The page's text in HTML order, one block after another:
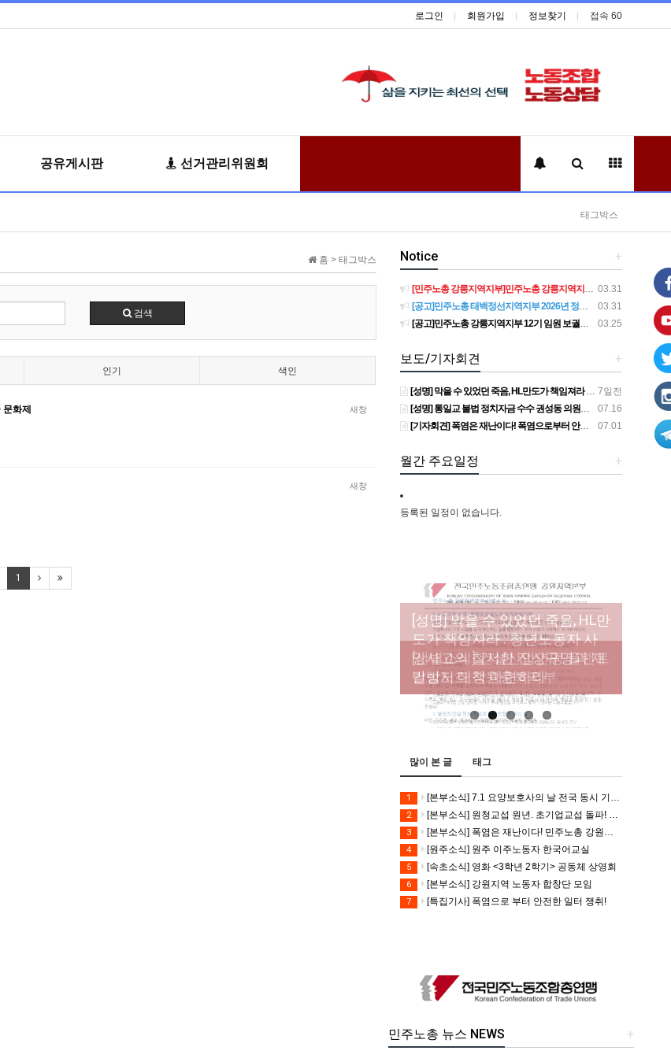
로그인 회원가입 정보찾기 접속 60
공유게시판 선거관리위원회
태그박스
홈 > 태그박스
검색
인기 색인
새창
화제
새창
1
+
Notice
03.31
[민주노총 강릉지역지부]민주노총 강릉지역지부 제12기 임원 보궐선거결과 공고
03.31
[공고]민주노총 태백정선지역지부 2026년 정기 대의원대회 재소집 건
03.25
[공고]민주노총 강릉지역지부 12기 임원 보궐선거 후보자 확정 공고
+
보도/기자회견
7일전
[성명] 막을 수 있었던 죽음, HL만도가 책임져라 : 청년노동자 사망사고의 철저한 진상규명과 재발방지 대책 마련하라
07.16
[성명] 통일교 불법 정치자금 수수 권성동 의원직 상실, 사필귀정이다
07.01
[기자회견] 폭염은 재난이다! 폭염으로부터 안전한 일터를 위한 민주노총 강원지역본부 폭염감시단 선포 기자회견
+
월간 주요일정
등록된 일정이 없습니다.
[성명] 막을 수 있었던 죽음, HL만
도가 책임져라 : 청년노동자 사
망사고의 철저한 진상규명과 재
발방지 대책 마련하라
[산별소식] 건설산업연맹 플랜트
건설노조 강원충북지부
[강릉,속초,원주,춘천] 폭염감시
단 사업 이모저모
[조합원☆인터뷰] 서비스연맹 전
국학교비정규직노동조합 강원
지부 김유미 춘천지회장
[본부소식] 강원지역 노동자 합
창단 모임
많이 본 글 태그
1 [본부소식] 7.1 요양보호사의 날 전국 동시 기자회견
2 [본부소식] 원청교섭 원년. 초기업교섭 돌파! 모든 노동자의 노동기본권 쟁취! 민주노총 7.15 총파업대회
3 [본부소식] 폭염은 재난이다! 민주노총 강원지역본부 폭염감시단 선포 기자회견
4 [원주소식] 원주 이주노동자 한국어교실
5 [속초소식] 영화 <3학년 2학기> 공동체 상영회
6 [본부소식] 강원지역 노동자 합창단 모임
7 [특집기사] 폭염으로 부터 안전한 일터 쟁취!
+
민주노총 뉴스 NEWS